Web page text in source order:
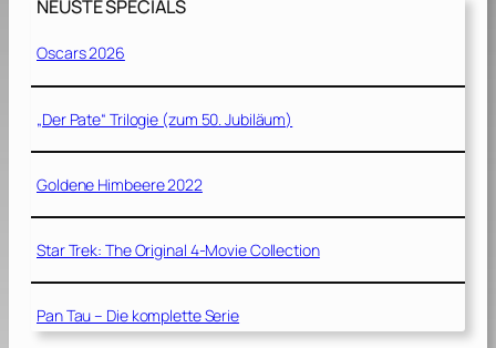
NEUSTE SPECIALS
Oscars 2026
„Der Pate“ Trilogie (zum 50. Jubiläum)
Goldene Himbeere 2022
Star Trek: The Original 4-Movie Collection
Pan Tau – Die komplette Serie